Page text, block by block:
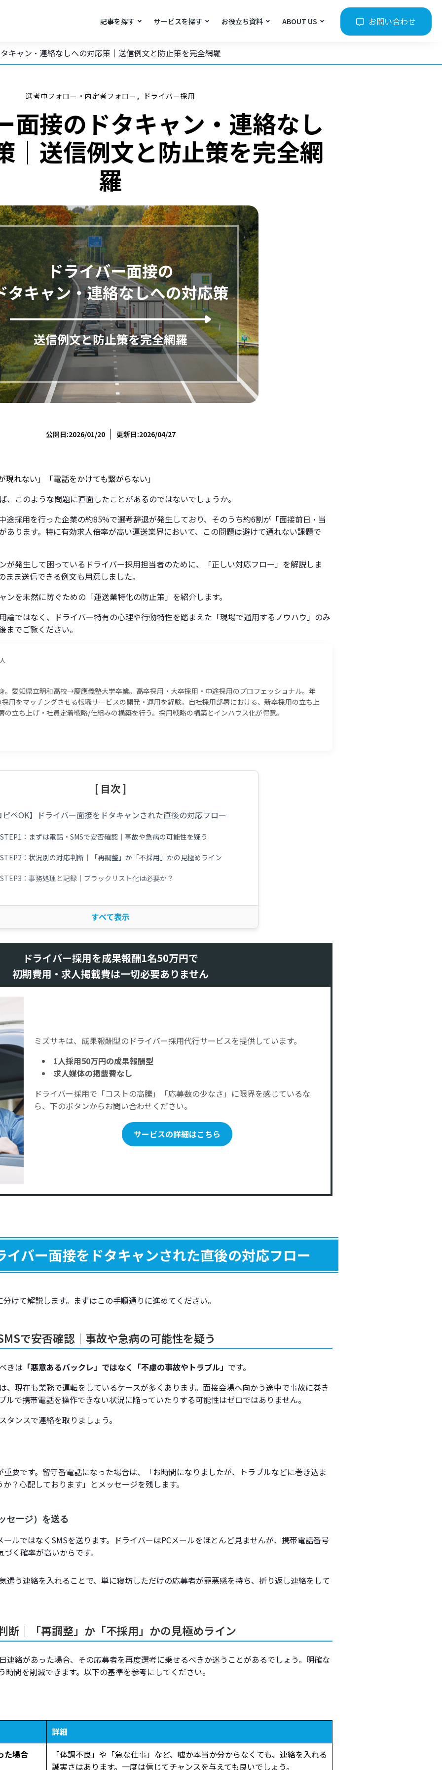
記事を探す サービスを探す お役立ち資料 ABOUT US お問い合わせ
キャン・連絡なしへの対応策｜送信例文と防止策を完全網羅
選考中フォロー・内定者フォロー, ドライバー採用
面接のドタキャン・連絡なし
｜送信例文と防止策を完全網
羅
公開日:2026/01/20 更新日:2026/04/27
れない」
「電話をかけても繋がらない」
、このような問題に直面したことがあるのではないでしょうか。
途採用を行った企業の約85%で選考辞退が発生しており、そのうち約6割が「面接前日・当
あります。特に有効求人倍率が高い運送業界において、この問題は避けて通れない課題で
が発生して困っているドライバー採用担当者のために、「正しい対応フロー」を解説しま
ま送信できる例文も用意しました。
ンを未然に防ぐための「運送業特化の防止策」を紹介します。
論ではなく、ドライバー特有の心理や行動特性を踏まえた「現場で通用するノウハウ」のみ
でご覧ください。
。愛知県立明和高校→慶應義塾大学卒業。高卒採用・大卒採用・中途採用のプロフェッショナル。年
用をマッチングさせる転職サービスの開発・運用を経験。自社採用部署における、新卒採用の立ち上
の立ち上げ・社員定着戦略/仕組みの構築を行う。採用戦略の構築とインハウス化が得意。
[ 目次 ]
ピペOK】ドライバー面接をドタキャンされた直後の対応フロー
STEP1：まずは電話・SMSで安否確認｜事故や急病の可能性を疑う
STEP2：状況別の対応判断｜「再調整」か「不採用」かの見極めライン
STEP3：事務処理と記録｜ブラックリスト化は必要か？
まま使えるSMS・LINE・メール対応のテンプレート
【状況確認】まだ来ない・連絡がつかない時（SMS用）
【日程再調整】リスケジュールを提案する時（SMS・メール用）
【不採用通知】連絡がなく、選考終了を伝える時（メール用）
連絡なしで来ない？ドライバーが面接をドタキャンする5つの理由
「違反歴」や「経歴」を言い出せず怖くなった
企業側の対応が悪く、志望度が下がった
面接に行くのが面倒になった（現職の疲れ・天候）
そもそも「条件」が求人内容と違うと気づいた
タキャンを減らす運送業特化の「5つの対策」
【スピード勝負】応募から「1時間以内」に即電話＆日程確定
連絡手段は「メール」ではなく、「電話・SMS」を使用する
応募者情報は共有される？
イバー面接のドタキャンに関するよくある質問（FAQ）
面接ドタキャン後に「体調不良でした」と連絡が来ました。信じても良い？
面接当日の天候が悪い場合、こちらから連絡すべき？
ドライバー採用を成果報酬1名50万円で
初期費用・求人掲載費は一切必要ありません
ミズサキは、成果報酬型のドライバー採用代行サービスを提供しています。
1人採用50万円の成果報酬型
求人媒体の掲載費なし
ドライバー採用で「コストの高騰」「応募数の少なさ」に限界を感じているな
ら、下のボタンからお問い合わせください。
サービスの詳細はこちら
バー面接をドタキャンされた直後の対応フロー
けて解説します。まずはこの手順通りに進めてください。
で安否確認｜事故や急病の可能性を疑う
きは 「悪意あるバックレ」ではなく「不慮の事故やトラブル」 です。
、現在も業務で運転をしているケースが多くあります。面接会場へ向かう途中で事故に巻き
ルで携帯電話を操作できない状況に陥っていたりする可能性はゼロではありません。
ンスで連絡を取りましょう。
要です。留守番電話になった場合は、「お時間になりましたが、トラブルなどに巻き込ま
？心配しております」とメッセージを残します。
セージ）を送る
ルではなくSMSを送ります。ドライバーはPCメールをほとんど見ませんが、携帯電話番号
く確率が高いからです。
遣う連絡を入れることで、単に寝坊しただけの応募者が罪悪感を持ち、折り返し連絡をして
断｜「再調整」か「不採用」かの見極めライン
連絡があった場合、その応募者を再度選考に乗せるべきか迷うことがあるでしょう。明確な
間を削減できます。以下の基準を参考にしてください。
詳細
た場合
「体調不良」や「急な仕事」など、嘘か本当か分からなくても、連絡を入れる
誠実さはあります。一度は信じてチャンスを与えても良いでしょう。